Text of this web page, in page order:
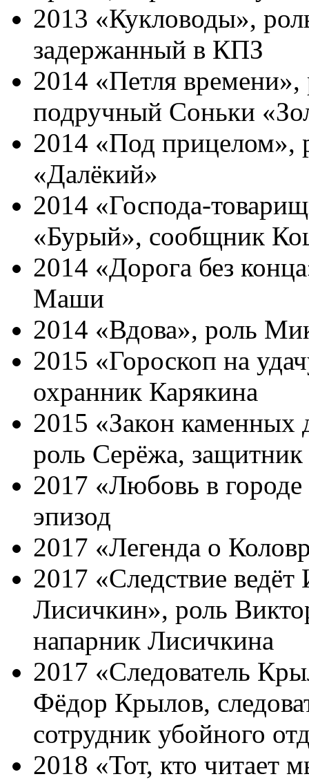
2013 «Кукловоды»,
задержанный в КПЗ
2014 «Петля времени»,
подручный Соньки
2014 «Под прицелом»,
«Далёкий»
2014 «Господа-
«Бурый», сообщник
2014 «Дорога без
Маши
2014 «Вдова», роль
2015 «Гороскоп на
охранник Карякина
2015 «Закон каменных
роль Серёжа, защитник
2017 «Любовь в городе
эпизод
2017 «Легенда о
2017 «Следствие
Лисичкин», роль
напарник Лисичкина
2017 «Следователь
Фёдор Крылов,
сотрудник убойного
2018 «Тот, кто читает